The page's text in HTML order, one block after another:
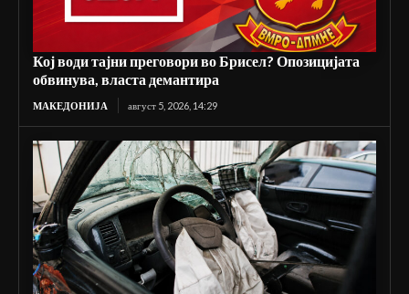
Кој води тајни преговори во Брисел? Опозицијата
обвинува, власта демантира
МАКЕДОНИЈА август 5, 2026, 14:29